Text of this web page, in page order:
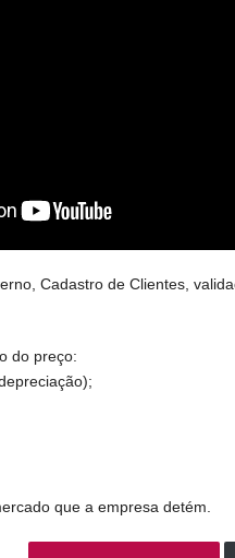
Cadastro de Clientes,
do preço:
que a empresa detém.